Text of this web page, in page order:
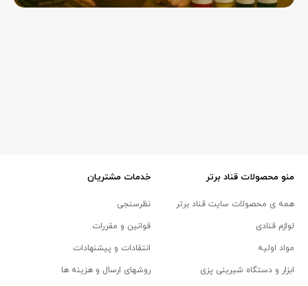
منو محصولات قناد برتر
همه ی محصولات سایت قناد برتر
لوازم قنادی
مواد اولیه
ابزار و دستگاه شیرینی پزی
خدمات مشتریان
نظرسنجی
قوانین و مقررات
انتقادات و پیشنهادات
روشهای ارسال و هزینه ها